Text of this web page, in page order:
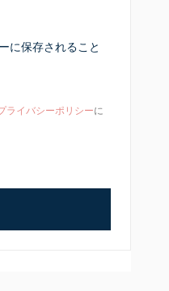
に保存されること
ライバシーポリシーに